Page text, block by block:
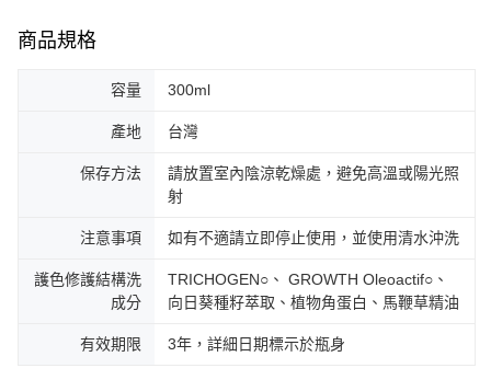
商品規格
容量 300ml
產地 台灣
保存方法
請放置室內陰涼乾燥處，避免高溫或陽光照
射
注意事項 如有不適請立即停止使用，並使用清水沖洗
護色修護結構洗
成分
TRICHOGEN○、 GROWTH Oleoactif○、
向日葵種籽萃取、植物角蛋白、馬鞭草精油
有效期限 3年，詳細日期標示於瓶身